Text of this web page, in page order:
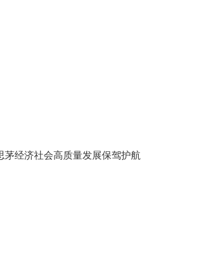
茅经济社会高质量发展保驾护航